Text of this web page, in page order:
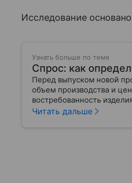
Исследование
Узнать больше по теме
Спрос: как
Перед выпуском новой
объем производства и
востребованность
Читать дальше